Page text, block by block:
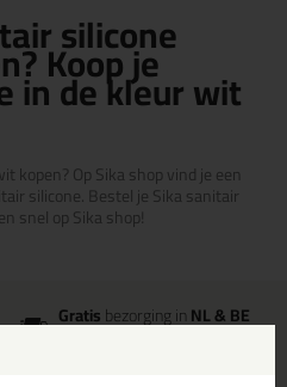
silicone
Koop je
in de kleur wit
kopen? Op Sika shop vind je een
silicone. Bestel je Sika sanitair
snel op Sika shop!
Gratisbezorging inNL & BE